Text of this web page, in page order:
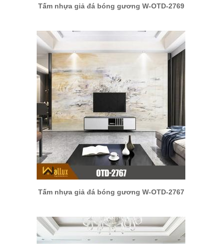
Tấm nhựa giả đá bóng gương W-OTD-2769
Tấm nhựa giả đá bóng gương W-OTD-2767